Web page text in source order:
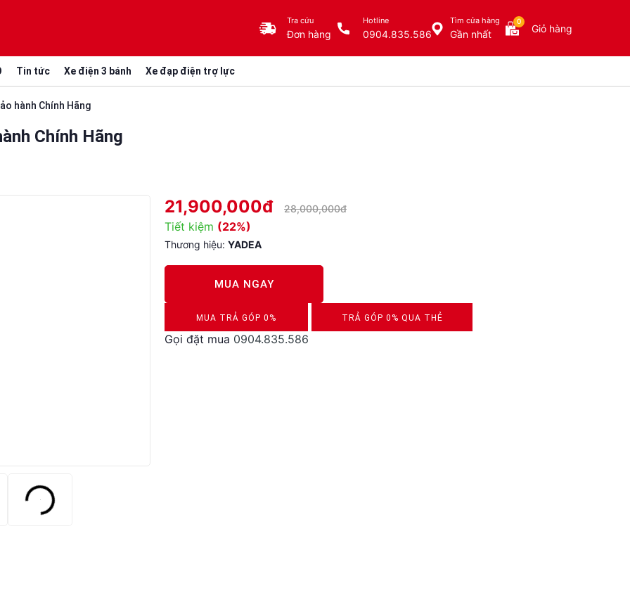
Tra cứu
Đơn hàng
Hotline
0904.835.586
Tìm cửa hàng
Gần nhất
0
Giỏ hàng
Tin tức Xe điện 3 bánh Xe đạp điện trợ lực
hành Chính Hãng
Chính Hãng
21,900,000đ 28,000,000đ
Tiết kiệm (22%)
Thương hiệu: YADEA
MUA NGAY
MUA TRẢ GÓP 0%
DUYỆT HỒ SƠ RONG 5 PHÚT
TRẢ GÓP 0% QUA THẺ
Gọi đặt mua 0904.835.586